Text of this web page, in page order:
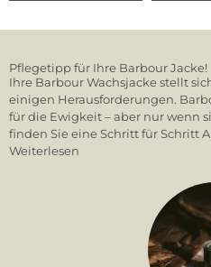
Pflegetipp für Ihre Barbour Jacke!
Ihre Barbour Wachsjacke stellt
einigen Herausforderungen.
für die Ewigkeit – aber nur wenn
finden Sie eine Schritt für Schritt
Weiterlesen